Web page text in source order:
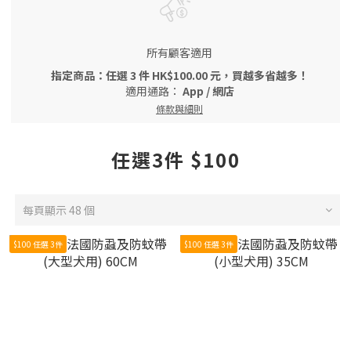
所有顧客適用
指定商品：任選 3 件 HK$100.00 元，買越多省越多！
適用通路： App /網店
條款與細則
任選3件 $100
每頁顯示 48 個
$100 任選 3件 $100 任選 3件